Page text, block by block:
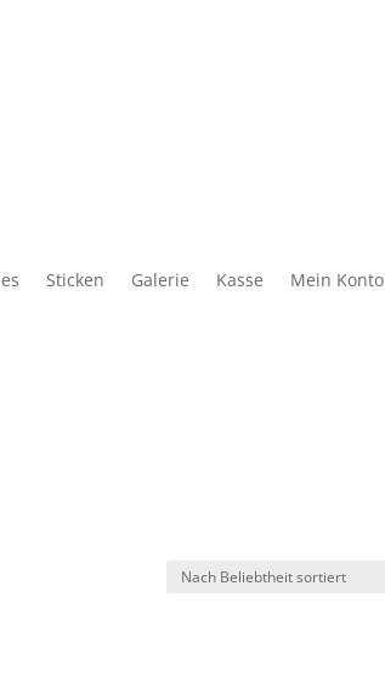
Sticken Galerie Kasse Mein Konto